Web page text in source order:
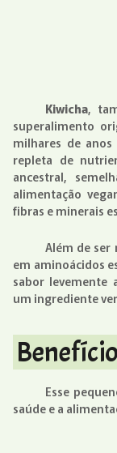
Kiwicha,
superalimento
milhares de
repleta de
ancestral,
alimentação
fibras e minerais
Além de ser
em aminoácidos
sabor levemente
um ingrediente
Esse
saúde e a